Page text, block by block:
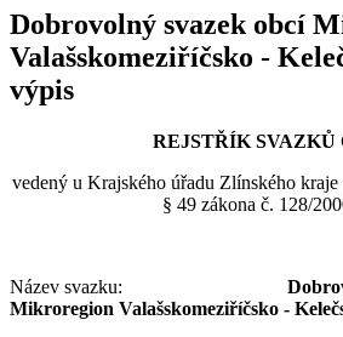
Dobrovolný svazek obcí
Valašskomeziříčsko -
výpis
REJSTŘÍK SVAZKŮ
vedený u Krajského úřadu Zlínského kraje
§ 49 zákona č. 128/
Název svazku:
Mikroregion Valašskomeziříčsko -